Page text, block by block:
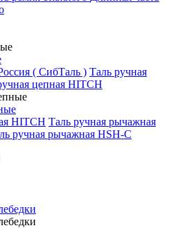
( СибТаль ) Таль ручная
цепная HITCH
HITCH Таль ручная рычажная
ручная рычажная HSH-C